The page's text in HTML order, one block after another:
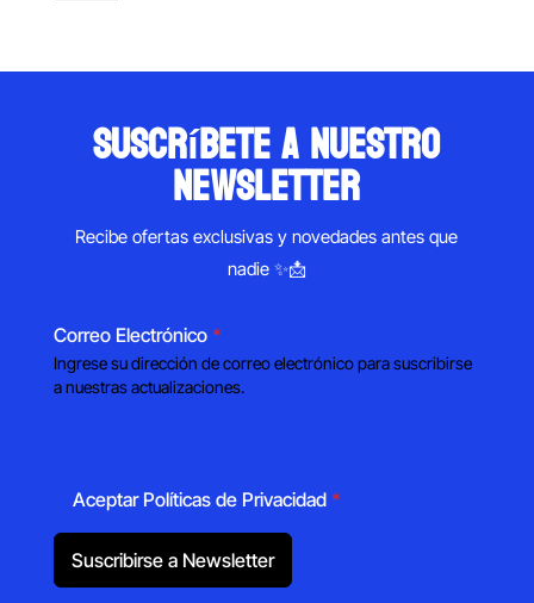
suscríbete a nuestro
newsletter
Recibe ofertas exclusivas y novedades antes que
nadie ✨📩
Correo Electrónico *
Ingrese su dirección de correo electrónico para suscribirse
a nuestras actualizaciones.
Aceptar Políticas de Privacidad *
Suscribirse a Newsletter